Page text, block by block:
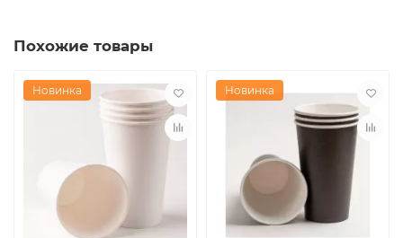
Похожие товары
Новинка Новинка